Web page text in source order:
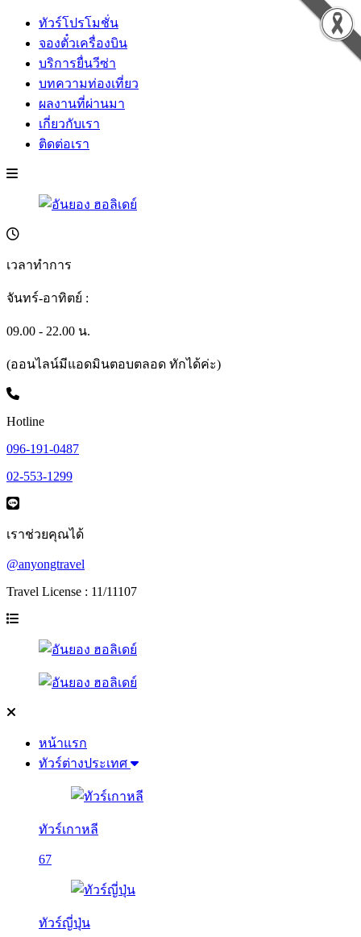
ทัวร์โปรโมชั่น
จองตั๋วเครื่องบิน
บริการยื่นวีซ่า
บทความท่องเที่ยว
ผลงานที่ผ่านมา
เกี่ยวกับเรา
ติดต่อเรา
เวลาทำการ
จันทร์-อาทิตย์ :
09.00 - 22.00 น.
(ออนไลน์มีแอดมินตอบตลอด ทักได้ค่ะ)
Hotline
096-191-0487
02-553-1299
เราช่วยคุณได้
@anyongtravel
Travel License : 11/11107
หน้าแรก
ทัวร์ต่างประเทศ
ทัวร์เกาหลี
67
ทัวร์ญี่ปุ่น